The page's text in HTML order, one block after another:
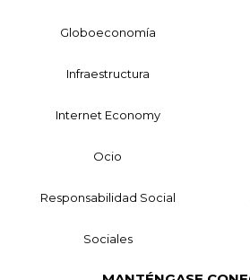
Globoeconomía
Infraestructura
Internet Economy
Ocio
Responsabilidad Social
Sociales